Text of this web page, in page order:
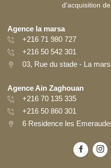
d'acquisition
Agence la marsa
+216 71 980 727
+216 50 542 301
03, Rue du stade - La
Agence Ain Zaghouan
+216 70 135 335
+216 50 860 301
6 Residence les